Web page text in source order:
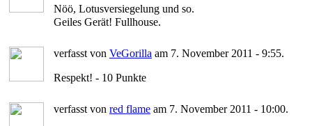
Nöö, Lotusversiegelung und so.
Geiles Gerät! Fullhouse.
verfasst von VeGorilla am 7. November 2011 - 9:55.
Respekt! - 10 Punkte
verfasst von red flame am 7. November 2011 - 10:00.